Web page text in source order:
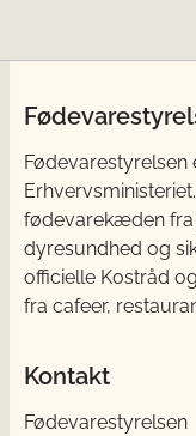
Fødevarestyrelsen
fødevarekæden
dyresundhed og
officielle Kostråd
fra cafeer,
Kontakt
Fødevarestyrelsen